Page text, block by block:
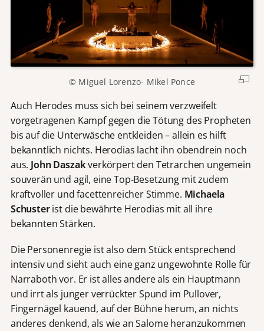
© Miguel Lorenzo- Mikel Ponce
Auch Herodes muss sich bei seinem verzweifelt
vorgetragenen Kampf gegen die Tötung des Propheten
bis auf die Unterwäsche entkleiden – allein es hilft
bekanntlich nichts. Herodias lacht ihn obendrein noch
aus. John Daszakverkörpert den Tetrarchen ungemein
souverän und agil, eine Top-Besetzung mit zudem
kraftvoller und facettenreicher Stimme. Michaela
Schusterist die bewährte Herodias mit all ihre
bekannten Stärken.
Die Personenregie ist also dem Stück entsprechend
intensiv und sieht auch eine ganz ungewohnte Rolle für
Narraboth vor. Er ist alles andere als ein Hauptmann
und irrt als junger verrückter Spund im Pullover,
Fingernägel kauend, auf der Bühne herum, an nichts
anderes denkend, als wie an Salome heranzukommen